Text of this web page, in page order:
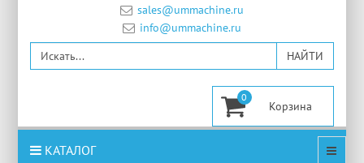
sales@ummachine.ru
info@ummachine.ru
0
КАТАЛОГ